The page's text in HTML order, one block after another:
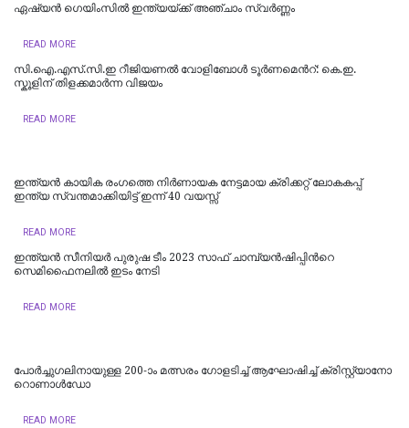
ഏഷ്യന്‍ ഗെയിംസില്‍ ഇന്ത്യയ്ക്ക് അഞ്ചാം സ്വര്‍ണ്ണം
READ MORE
സി.ഐ.എസ്.സി.ഇ റീജിയണല്‍ വോളിബോള്‍ ടൂര്‍ണമെന്‍റ്: കെ.ഇ.
സ്കൂളിന് തിളക്കമാര്‍ന്ന വിജയം
READ MORE
ഇന്ത്യന്‍ കായിക രംഗത്തെ നിര്‍ണായക നേട്ടമായ ക്രിക്കറ്റ് ലോകകപ്പ്
ഇന്ത്യ സ്വന്തമാക്കിയിട്ട് ഇന്ന് 40 വയസ്സ്
READ MORE
ഇന്ത്യൻ സീനിയര്‍ പുരുഷ ടീം 2023 സാഫ് ചാമ്പ്യൻഷിപ്പിന്‍റെ
സെമിഫൈനലില്‍ ഇടം നേടി
READ MORE
പോ​ർ​ച്ചു​ഗ​ലി​നാ​യു​ള്ള 200-ാം മ​ത്സ​രം ഗോ​ള​ടി​ച്ച് ആ​ഘോ​ഷി​ച്ച് ക്രി​സ്റ്റ്യാ​നോ
റൊ​ണാ​ൾ​ഡോ
READ MORE